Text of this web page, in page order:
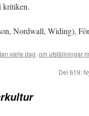
kritiken.
Nordwall, Widing),
varje dag, om utställningar
Del 619: